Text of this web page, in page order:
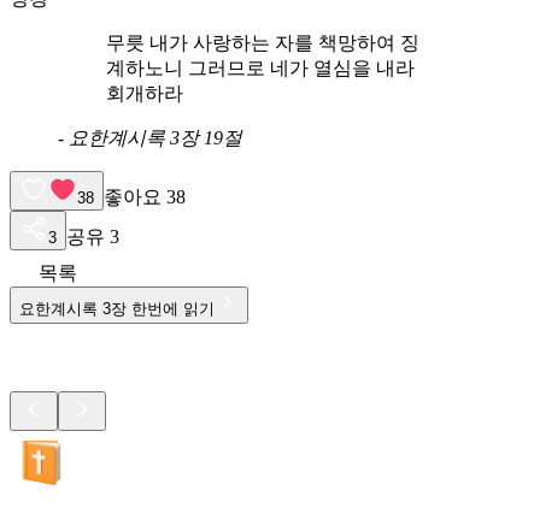
무릇 내가 사랑하는 자를 책망하여 징
계하노니 그러므로 네가 열심을 내라
회개하라
- 요한계시록 3장 19절
38 좋아요 38
3 공유 3
목록
요한계시록 3장 한번에 읽기